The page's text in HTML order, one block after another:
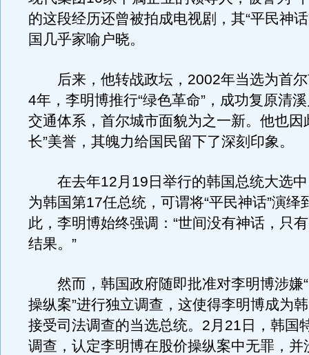
的这段经历还曾被拍成电视剧，其“平民神
国几乎家喻户晓。
后来，他转战政坛，2002年当选为首尔
4年，李明博推行“绿色革命”，成功复原清
交通体系，首尔城市面貌为之一新。他也因
长”美誉，其魄力给国民留下了深刻印象。
在去年12月19日举行的韩国总统大选中
为韩国第17任总统，可谓将“平民神话”演绎
此，李明博始终强调：“世间没有神话，只
结果。”
然而，韩国政府随即批准对李明博涉嫌
操纵案”进行独立调查，这使得李明博成为
接受司法调查的当选总统。2月21日，韩国
调查，认定李明博在股价操纵案中无罪，并